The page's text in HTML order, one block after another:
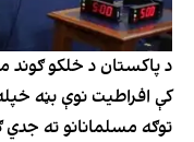
د پاکستان د خلکو ګوند
کې افراطیت نوې بڼه
توګه مسلمانانو ته